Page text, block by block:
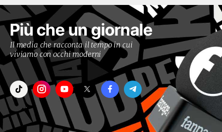
Più che un giornale
Il media che racconta il tempo in cui
viviamo con occhi moderni